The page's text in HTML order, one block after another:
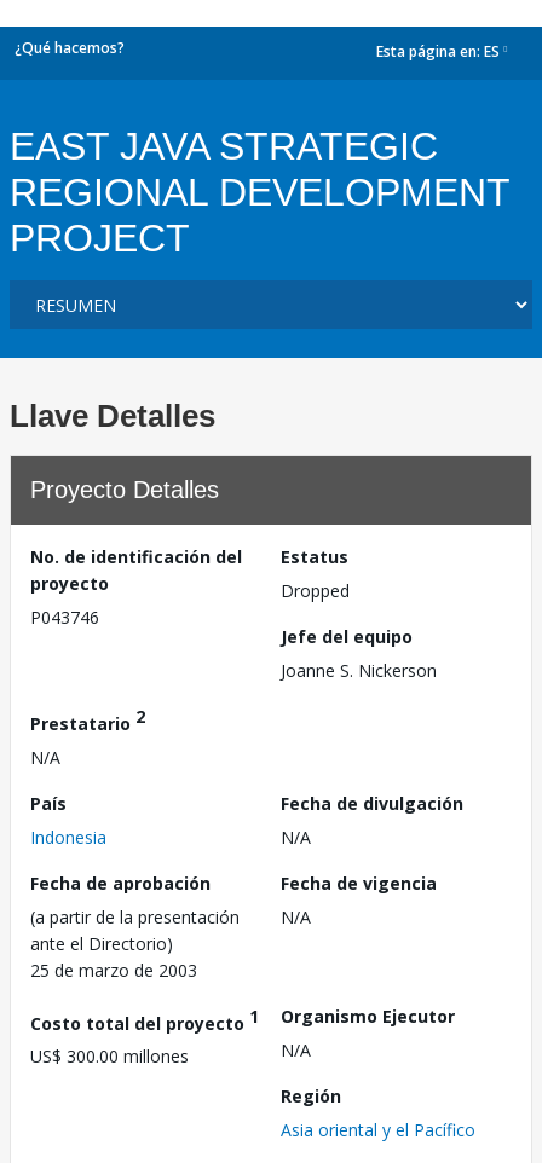
¿Qué hacemos? Esta página en: ES
EAST JAVA STRATEGIC
REGIONAL DEVELOPMENT
PROJECT
Llave Detalles
Proyecto Detalles
No. de identificación del
proyecto
P043746
Estatus
Dropped
Jefe del equipo
Joanne S. Nickerson
Prestatario 2
N/A
País
Indonesia
Fecha de divulgación
N/A
Fecha de aprobación
(a partir de la presentación
ante el Directorio)
25 de marzo de 2003
Fecha de vigencia
N/A
Costo total del proyecto 1
US$ 300.00 millones
Organismo Ejecutor
N/A
Región
Asia oriental y el Pacífico